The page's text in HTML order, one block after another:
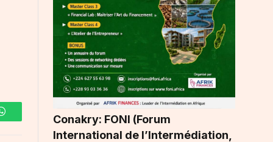
WhatsApp
Conakry: FONI (Forum
International de l’Intermédiation,